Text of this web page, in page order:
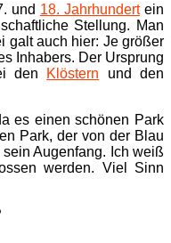
und 18. Jahrhundertein
Stellung. Man
galt auch hier: Je größer
Inhabers. Der Ursprung
den
Klöstern und den
es einen schönen Park
Park, der von der Blau
Augenfang. Ich weiß
werden. Viel Sinn